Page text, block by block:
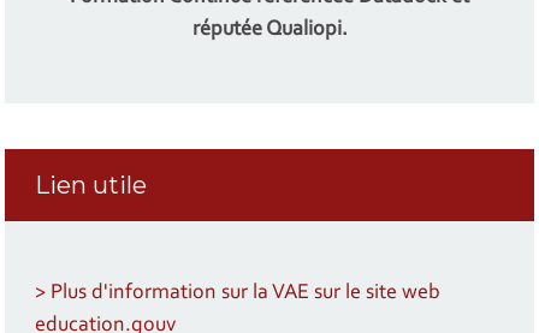
réputée Qualiopi.
Lien utile
> Plus d'information sur la VAE sur le site web
education.gouv